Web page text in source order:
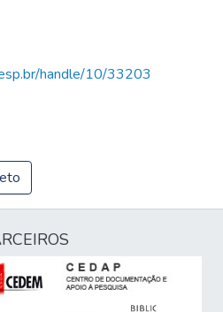
handle/10/33203